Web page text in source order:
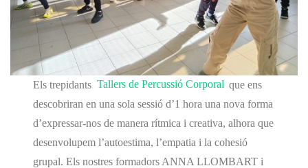
Els trepidants Tallers de Percussió Corporal que ens
descobriran en una sola sessió d’1 hora una nova forma
d’expressar-nos de manera rítmica i creativa, alhora que
desenvolupem l’autoestima, l’empatia i la cohesió
grupal.Els nostres formadors ANNA LLOMBART i